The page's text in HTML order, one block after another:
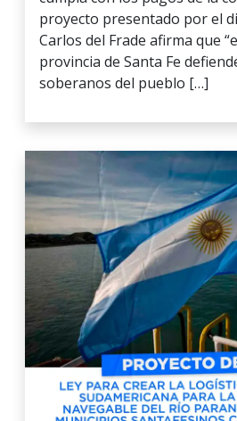
proyecto presentado por el
Carlos del Frade afirma que
provincia de Santa Fe
soberanos del pueblo […]